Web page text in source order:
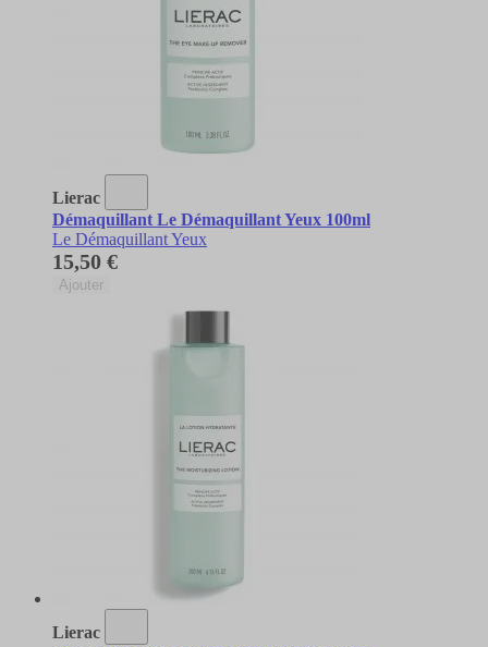
Lierac
Démaquillant Le Démaquillant Yeux 100ml
Le Démaquillant Yeux
15,50 €
Ajouter
Lierac